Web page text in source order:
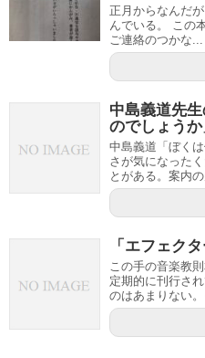
正月からなんだ
んでいる。 この
ご連絡のつかな...
中島義道先
のでしょうか
中島義道「ぼく
さが気になった
とがある。案内
「エフェク
この手の音楽教
定期的に刊行さ
のはあまりない